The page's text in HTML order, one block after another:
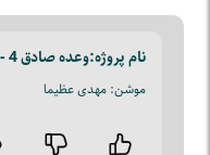
نام پروژه:وعده صادق 4 - موشن
موشن: مهدی عظیما